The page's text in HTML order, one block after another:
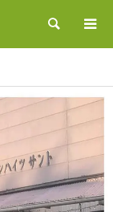
検索